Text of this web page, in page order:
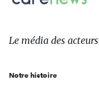
Le
des
l'engagement
Le média des acteurs
Notre histoire